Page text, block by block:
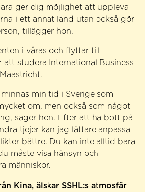
ger dig möjlighet att uppleva
i ett annat land utan också gör
tillägger hon.
i våras och flyttar till
att studera International Business
min tid i Sverige som
om, men också som något
säger hon. Efter att ha bott på
tjejer kan jag lättare anpassa
bättre. Du kan inte alltid bara
måste visa hänsyn och
människor.
Kina, älskar SSHL:s atmosfär